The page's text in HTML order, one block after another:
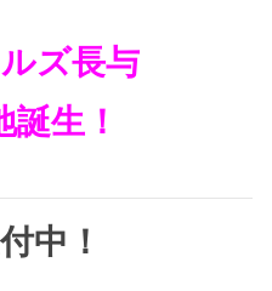
ズ長与
生！
中！